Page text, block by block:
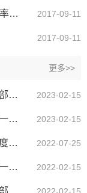
区人大党组召开“讲看齐、重规矩、作表率”专题教育第一专题学习研讨会 2017-09-11
2017-09-11
更多>>
铜陵市义安区人大常委会办公室2023年部门预算 2023-02-15
铜陵市义安区人大常委会办公室2023年一般公共预算“三公”经费预算 2023-02-15
铜陵市义安区人大常委会办公室2021年度一般公共预算财政拨款“三公”经费支出决算情况说明 2022-07-25
铜陵市义安区人大常委会办公室2022年一般公共预算“三公”经费预算 2022-02-15
2022-02-15